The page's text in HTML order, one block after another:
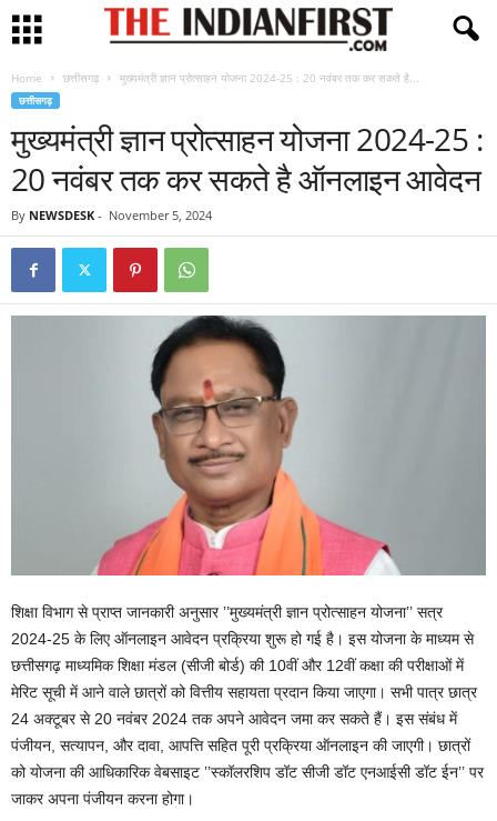
Home छत्तीसगढ़ मुख्यमंत्री ज्ञान प्रोत्साहन योजना 2024-25 : 20 नवंबर तक कर सकते है...
छत्तीसगढ़
मुख्यमंत्री ज्ञान प्रोत्साहन योजना 2024-25 :
20 नवंबर तक कर सकते है ऑनलाइन आवेदन
By NEWSDESK - November 5, 2024
शिक्षा विभाग से प्राप्त जानकारी अनुसार ’’मुख्यमंत्री ज्ञान प्रोत्साहन योजना’’ सत्र
2024-25 के लिए ऑनलाइन आवेदन प्रक्रिया शुरू हो गई है। इस योजना के माध्यम से
छत्तीसगढ़ माध्यमिक शिक्षा मंडल (सीजी बोर्ड) की 10वीं और 12वीं कक्षा की परीक्षाओं में
मेरिट सूची में आने वाले छात्रों को वित्तीय सहायता प्रदान किया जाएगा। सभी पात्र छात्र
24 अक्टूबर से 20 नवंबर 2024 तक अपने आवेदन जमा कर सकते हैं। इस संबंध में
पंजीयन, सत्यापन, और दावा, आपत्ति सहित पूरी प्रक्रिया ऑनलाइन की जाएगी। छात्रों
को योजना की आधिकारिक वेबसाइट ’’स्कॉलरशिप डॉट सीजी डॉट एनआईसी डॉट ईन’’ पर
जाकर अपना पंजीयन करना होगा।